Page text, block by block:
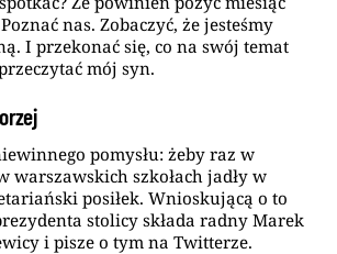
nas. Zobaczyć, że jesteśmy
I przekonać się, co na swój temat
mój syn.
pomysłu: żeby raz w
warszawskich szkołach jadły w
posiłek. Wnioskującą o to
stolicy składa radny Marek
i pisze o tym na Twitterze.